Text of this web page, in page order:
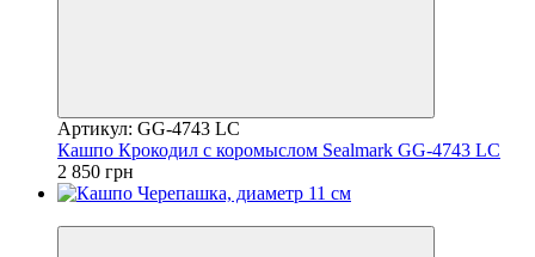
Артикул: GG-4743 LC
Кашпо Крокодил с коромыслом Sealmark GG-4743 LC
2 850 грн